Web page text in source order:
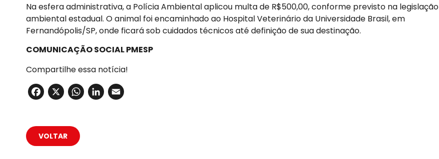
Na esfera administrativa, a Polícia Ambiental aplicou multa de R$500,00, conforme previsto na legislação
ambiental estadual. O animal foi encaminhado ao Hospital Veterinário da Universidade Brasil, em
Fernandópolis/SP, onde ficará sob cuidados técnicos até definição de sua destinação.
COMUNICAÇÃO SOCIAL PMESP
Compartilhe essa notícia!
Facebook
X WhatsApp
LinkedIn
VOLTAR